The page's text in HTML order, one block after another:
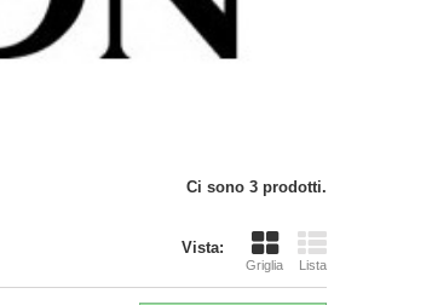
Ci sono 3 prodotti.
Vista:
Griglia Lista